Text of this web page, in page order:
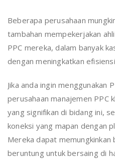
Beberapa perusahaan
tambahan mempekerjakan
PPC mereka, dalam banyak
dengan meningkatkan
Jika anda ingin menggunakan
perusahaan manajemen PPC
yang signifikan di bidang ini,
koneksi yang mapan dengan
Mereka dapat memungkinkan
beruntung untuk bersaing di